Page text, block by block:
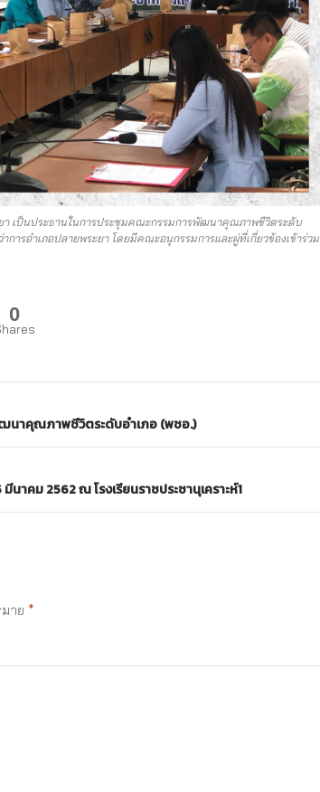
า เป็นประธานในการประชุมคณะกรรมการพัฒนาคุณภาพชีวิตระดับ
รอำเภอปลายพระยา โดยมีคณะอนุกรรมการและผู่ที่เกี่ยวข้องเข้าร่วม
0
นาคุณภาพชีวิตระดับอำเภอ (พชอ.)
าคม 2562 ณ โรงเรียนราชประชานุเคราะห์1
าย *